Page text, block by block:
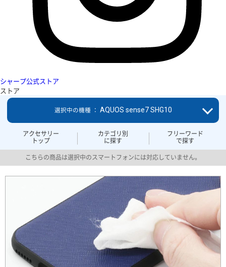
シャープ公式ストア
ストア
アクセサリー
トップ
カテゴリ別
に探す
フリーワード
で探す
選択中の機種 ： AQUOS sense7 SHG10
こちらの商品は選択中のスマートフォンには対応していません。